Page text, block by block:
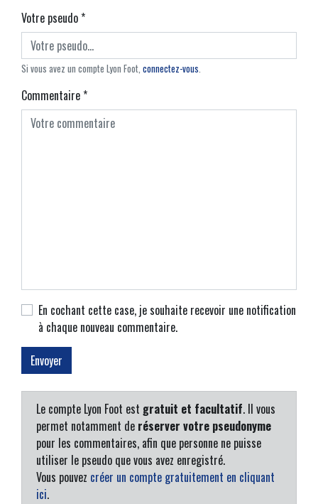
Votre pseudo*
Si vous avez un compte Lyon Foot, connectez-vous
Commentaire*
En cochant cette case, je souhaite recevoir une notification
à chaque nouveau commentaire.
Le compte Lyon Foot est gratuit et facultatif. Il vous
permet notamment de réserver votre pseudonyme
pour les commentaires, afin que personne ne puisse
utiliser le pseudo que vous avez enregistré.
Vous pouvez créer un compte gratuitement en cliquant
ici.